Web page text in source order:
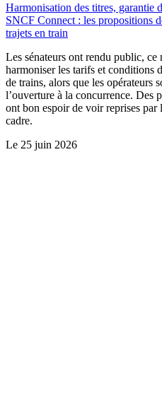
Harmonisation des titres, garantie
SNCF Connect : les propositions
trajets en train
Les sénateurs ont rendu public,
harmoniser les tarifs et conditions
de trains, alors que les opérateurs
l’ouverture à la concurrence. Des
ont bon espoir de voir reprises par
cadre.
Le 25 juin 2026